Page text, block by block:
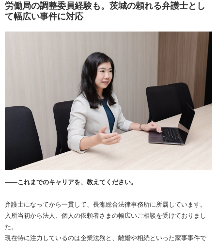
労働局の調整委員経験も。茨城の頼れる弁護士とし
て幅広い事件に対応
――これまでのキャリアを、教えてください。
弁護士になってから一貫して、長瀬総合法律事務所に所属しています。
入所当初から法人、個人の依頼者さまの幅広いご相談を受けておりまし
た。
現在特に注力しているのは企業法務と、離婚や相続といった家事事件で